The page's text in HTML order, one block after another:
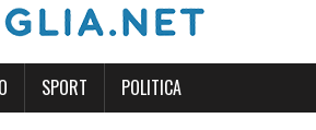
SPORT POLITICA